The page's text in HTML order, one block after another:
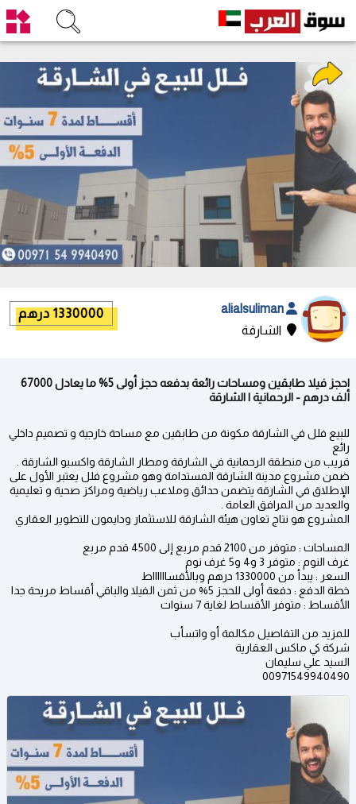
الشارقة
1330000 درهم
احجز فيلا طابقين ومساحات رائعة بدفعه حجز أولى 5% ما يعادل 67000
ألف درهم - الرحمانية | الشارقة
للبيع فلل في الشارقة مكونة من طابقين مع مساحة خارجية و تصميم داخلي
رائع
قريب من منطقة الرحمانية في الشارقة ومطار الشارقة واكسبو الشارقة .
ضمن مشروع مدينة الشارقة المستدامة وهو مشروع فلل يعتبر الأول على
الإطلاق في الشارقة يتضمن حدائق وملاعب رياضية ومراكز صحية و تعليمية
والعديد من المرافق العامة .
المشروع هو نتاج تعاون هيئة الشارقة للاستثمار ودايمون للتطوير العقاري
المساحات : متوفر من 2100 قدم مربع إلى 4500 قدم مربع
غرف النوم : متوفر 3 و4 و5 غرف نوم
السعر : يبدأ من 1330000 درهم وبالأقسااااااط
خطة الدفع : دفعة أولى للحجز 5% من ثمن الفيلا والباقي أقساط مريحة جدا
الأقساط : متوفر الأقساط لغاية 7 سنوات
للمزيد من التفاصيل مكالمة أو واتسأب
شركة كي ماكس العقارية
السيد علي سليمان
00971549940490